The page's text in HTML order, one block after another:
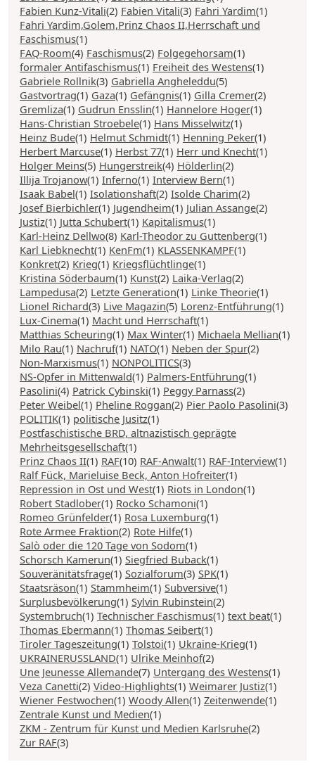
Fabien Kunz-Vitali(2) Fabien Vitali(3) Fahri Yardim(1)
Fahri Yardim,Golem,Prinz Chaos II,Herrschaft und
Faschismus(1)
FAQ-Room(4) Faschismus(2) Folgegehorsam(1)
formaler Antifaschismus(1) Freiheit des Westens(1)
Gabriele Rollnik(3) Gabriella Angheleddu(5)
Gastvortrag(1) Gaza(1) Gefängnis(1) Gilla Cremer(2)
Gremliza(1) Gudrun Ensslin(1) Hannelore Hoger(1)
Hans-Christian Stroebele(1) Hans Misselwitz(1)
Heinz Bude(1) Helmut Schmidt(1) Henning Peker(1)
Herbert Marcuse(1) Herbst 77(1) Herr und Knecht(1)
Holger Meins(5) Hungerstreik(4) Hölderlin(2)
Illija Trojanow(1) Inferno(1) Interview Bern(1)
Isaak Babel(1) Isolationshaft(2) Isolde Charim(2)
Josef Bierbichler(1) Jugendheim(1) Julian Assange(2)
Justiz(1) Jutta Schubert(1) Kapitalismus(1)
Karl-Heinz Dellwo(8) Karl-Theodor zu Guttenberg(1)
Karl Liebknecht(1) KenFm(1) KLASSENKAMPF(1)
Konkret(2) Krieg(1) Kriegsflüchtlinge(1)
Kristina Söderbaum(1) Kunst(2) Laika-Verlag(2)
Lampedusa(2) Letzte Generation(1) Linke Theorie(1)
Lionel Richard(3) Live Magazin(5) Lorenz-Entführung(1)
Lux-Cinema(1) Macht und Herrschaft(1)
Matthias Scheuring(1) Max Winter(1) Michaela Mellian(1)
Milo Rau(1) Nachruf(1) NATO(1) Neben der Spur(2)
Non-Marxismus(1) NONPOLITICS(3)
NS-Opfer in Mittenwald(1) Palmers-Entführung(1)
Pasolini(4) Patrick Cybinski(1) Peggy Parnass(2)
Peter Weibel(1) Pheline Roggan(2) Pier Paolo Pasolini(3)
POLITIK(1) politische Jusitz(1)
Postfaschistische BRD, altnazistisch geprägte
Mehrheitsgesellschaft(1)
Prinz Chaos II(1) RAF(10) RAF-Anwalt(1) RAF-Interview(1)
Ralf Fück, Marieluise Beck, Anton Hofreiter(1)
Repression in Ost und West(1) Riots in London(1)
Robert Stadlober(1) Rocko Schamoni(1)
Romeo Grünfelder(1) Rosa Luxemburg(1)
Rote Armee Fraktion(2) Rote Hilfe(1)
Salò oder die 120 Tage von Sodom(1)
Schorsch Kamerun(1) Siegfried Buback(1)
Souveränitätsfrage(1) Sozialforum(3) SPK(1)
Staatsräson(1) Stammheim(1) Subversive(1)
Surplusbevölkerung(1) Sylvin Rubinstein(2)
Systembruch(1) Technischer Faschismus(1) text beat(1)
Thomas Ebermann(1) Thomas Seibert(1)
Tiroler Tageszeitung(1) Tolstoi(1) Ukraine-Krieg(1)
UKRAINERUSSLAND(1) Ulrike Meinhof(2)
Une Jeunesse Allemande(7) Untergang des Westens(1)
Veza Canetti(2) Video-Highlights(1) Weimarer Justiz(1)
Wiener Festwochen(1) Woody Allen(1) Zeitenwende(1)
Zentrale Kunst und Medien(1)
ZKM - Zentrum für Kunst und Medien Karlsruhe(2)
Zur RAF(3)